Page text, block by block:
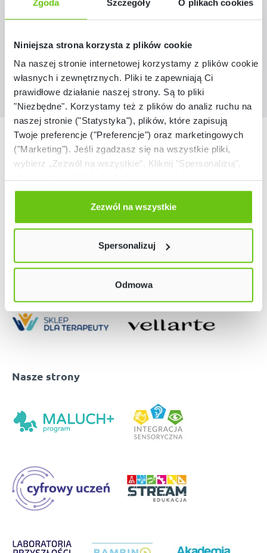
Zgoda Szczegóły O plikach cookies
Niniejsza strona korzysta z plików cookie
Na naszej stronie internetowej korzystamy z plików cookie:
własnych i zewnętrznych. Pliki te zapewniają Ci
prawidłowe działanie naszej strony. Są to pliki
"Niezbędne". Korzystamy też z plików do analiz ruchu na
naszej stronie ("Statystyka"), plików, które zapisują
Twoje preferencje ("Preferencje") oraz marketingowych
("Marketing"). Jeśli zgadzasz się na wszystkie pliki,
wybierz „Zezwól na wszystkie”. Kliknij "Spersonalizuj",
Odmów zgody poprzez przycisk „Odmowa”. Wtedy
użyjemy tylko plików niezbędnych dla naszej strony.
Twój wybór możesz zmienić przez kliknięcie przycisku w
Polityce prywatności
Zezwól na wszystkie
Spersonalizuj
Odmowa
Nasze marki
Nasze strony